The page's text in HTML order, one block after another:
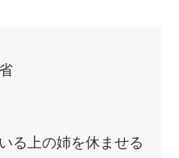
る上の姉を休ませる